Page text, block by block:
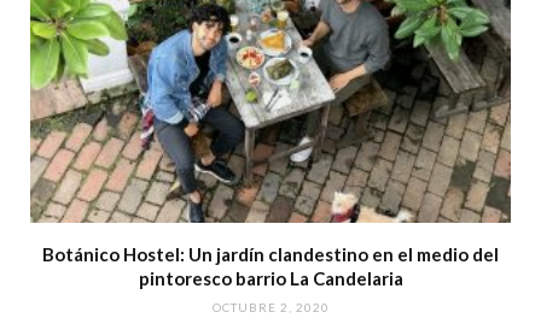
Botánico Hostel: Un jardín clandestino en el medio del
pintoresco barrio La Candelaria
OCTUBRE 2, 2020